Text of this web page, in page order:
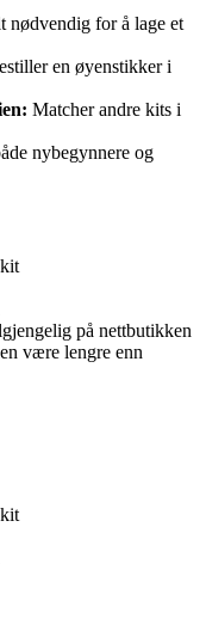
nødvendig for å lage et
en øyenstikker i
Matcher andre kits i
nybegynnere og
på nettbutikken
være lengre enn